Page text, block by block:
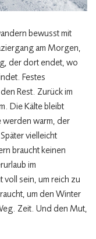
bewusst mit
am Morgen,
der dort endet, wo
Festes
Rest. Zurück im
Die Kälte bleibt
warm, der
vielleicht
braucht keinen
im
voll sein, um reich zu
um den Winter
Zeit. Und den Mut,